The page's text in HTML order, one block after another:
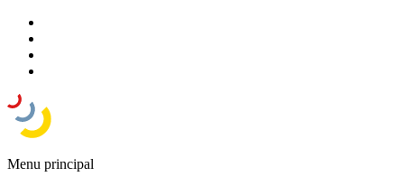
Menu principal